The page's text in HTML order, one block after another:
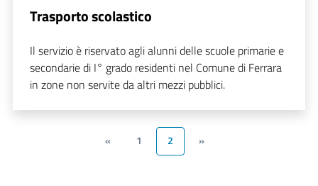
Trasporto scolastico
Il servizio è riservato agli alunni delle scuole primarie e
secondarie di I° grado residenti nel Comune di Ferrara
in zone non servite da altri mezzi pubblici.
« 1 2 »